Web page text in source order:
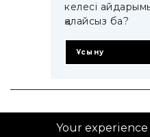
келесі
қалайсыз ба?
Ұсыну
©
Your